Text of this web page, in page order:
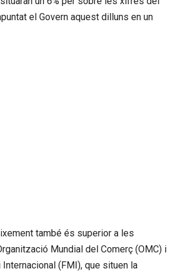
el Govern aquest dilluns en un
també és superior a les
Mundial del Comerç (OMC) i
(FMI), que situen la